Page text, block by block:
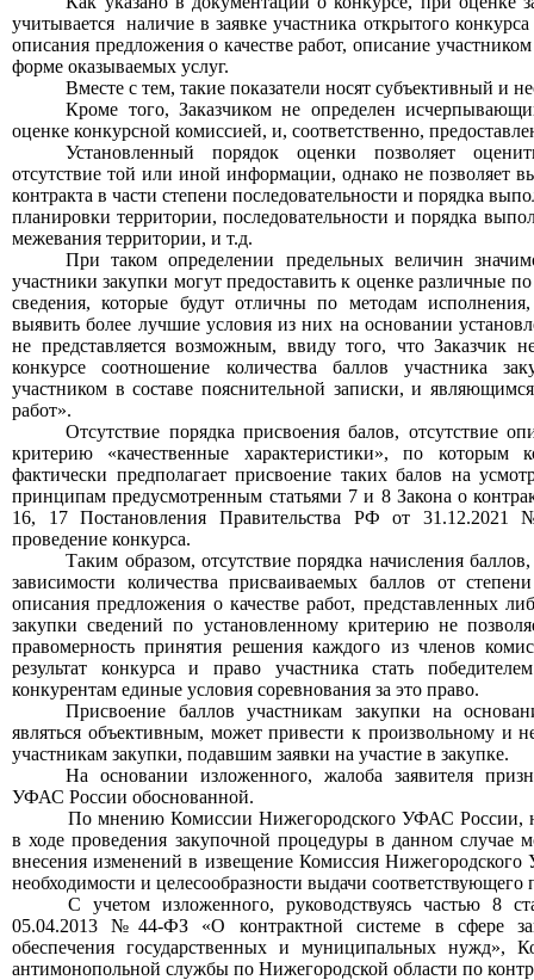
учитывается наличие в заявке участника открытого
описания предложения о качестве работ, описание
форме оказываемых услуг.
Вместе с тем, такие показатели носят субъективный и
Кроме того, Заказчиком не определен
оценке конкурсной комиссией, и, соответственно,
Установленный порядок оценки позволяет
отсутствие той или иной информации, однако не позволяет
контракта в части степени последовательности и порядка
планировки территории,последовательности и порядка
межевания территории, и т.д.
При таком определении предельных величин
участники закупки могут предоставить к оценке различные
сведения, которые будут отличны по методам
выявить более лучшие условия из них на основании
не представляется возможным, ввиду того, что Заказчик
конкурсе соотношение количества баллов участника
участником в составе пояснительной записки, и
работ».
Отсутствие порядка присвоения балов, отсутствие
критерию «качественные характеристики», по которым
фактически предполагает присвоение таких балов на
принципам предусмотренным статьями 7 и 8 Закона о
16, 17 Постановления Правительства РФ от 31.12.2021
проведение конкурса.
Таким образом, отсутствие порядка начисления
зависимости количества присваиваемых баллов от
описания предложения о качестве работ, представленных
закупки сведений по установленному критерию не
правомерность принятия решения каждого из членов
результат конкурса и право участника стать
конкурентам единые условия соревнования за это право.
Присвоение баллов участникам закупки на
являться объективным, может привести к произвольному и
участникам закупки, подавшим заявки на участие в закупке.
На основании изложенного, жалоба заявителя
УФАС России обоснованной.
По мнению Комиссии Нижегородского УФАС России,
в ходе проведения закупочной процедуры в данном случае
внесения изменений в извещение Комиссия
необходимости и целесообразности выдачи соответствующего
С учетом изложенного, руководствуясь частью 8
05.04.2013 №44-ФЗ «О контрактной системе в сфере
обеспечения государственных и муниципальных нужд»,
антимонопольной службы по Нижегородской области по